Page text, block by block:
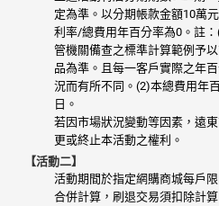
定為準。以分期帳款金額10萬
利率/總費用年百分率為0。註
管機關備查之標準計算範例予
品為準。且每一客戶實際之年
況而有所不同。(2)本總費用年
日。
若因市場狀況變動等因素，遠
更或終止本活動之權利。
【活動二】
活動期間於指定網購商城每戶
合併計算，刷退交易須扣除計